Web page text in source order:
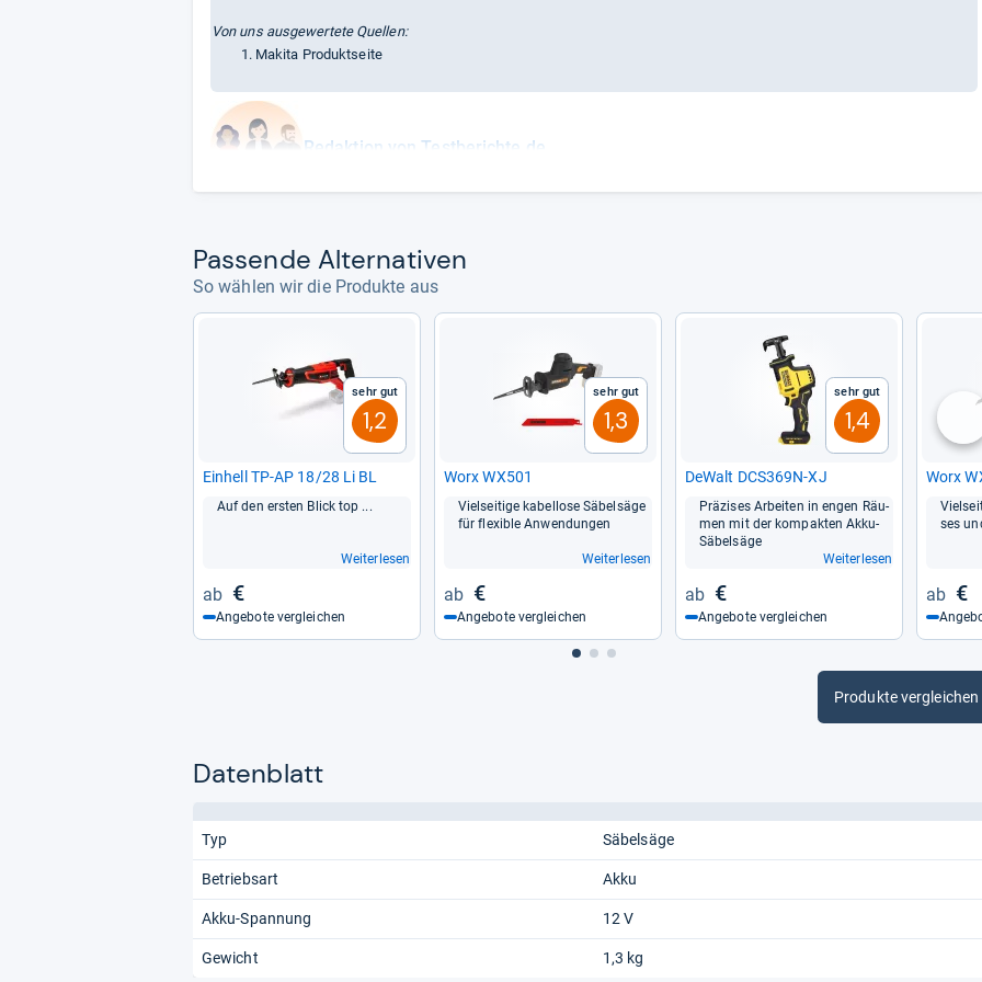
Von uns ausgewertete Quellen:
Makita Produktseite
Redaktion von Testberichte.de
Pas­sende Alter­na­ti­ven
So wählen wir die Produkte aus
Sehr gut
1,2
Ein­hell TP-​AP 18/28 Li BL
Auf den ers­ten Blick top ...
Weiterlesen
€
Angebote vergleichen
Sehr gut
1,3
Worx WX501
Viel­sei­tige kabel­lose Säbel­säge
für fle­xi­ble Anwen­dun­gen
Weiterlesen
€
Angebote vergleichen
Sehr gut
1,4
DeWalt DCS369N-​XJ
Prä­zi­ses Arbei­ten in engen Räu­
men mit der kom­pak­ten Akku-​
Säbel­säge
Weiterlesen
€
Angebote vergleichen
Worx
ses
€
Produkte vergleichen
Datenblatt
Typ Säbelsäge
Betriebsart Akku
Akku-Spannung 12 V
Gewicht 1,3 kg